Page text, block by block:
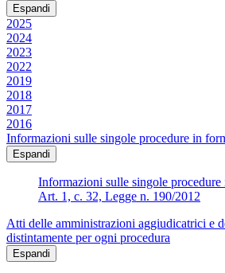
Espandi
2025
2024
2023
2022
2019
2018
2017
2016
Informazioni sulle singole procedure in
Espandi
Informazioni sulle singole
Art. 1, c. 32, Legge n. 190/2012
Atti delle amministrazioni aggiudicatrici e
distintamente per ogni procedura
Espandi